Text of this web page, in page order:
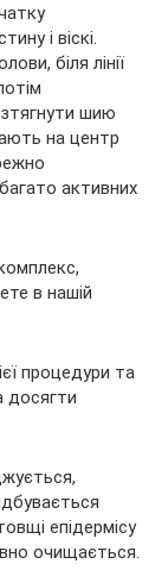
і віскі.
біля лінії
шию
на центр
активних
в нашій
процедури та
досягти
епідермісу
очищається.